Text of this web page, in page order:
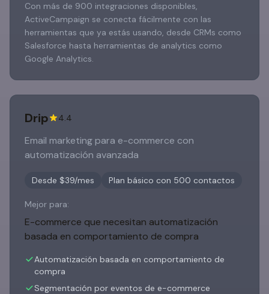
Con más de 900 integraciones disponibles,
ActiveCampaign se conecta fácilmente con las
herramientas que ya estás usando, desde CRMs como
Salesforce hasta herramientas de analytics como
Google Analytics.
Drip 4.4
Email marketing para e-commerce con
automatización avanzada
Desde $39/mes Plan básico con 500 contactos
Mejor para:
E-commerce que necesitan automatización
basada en comportamiento de compra
Automatización basada en comportamiento de
compra
Segmentación por eventos de e-commerce